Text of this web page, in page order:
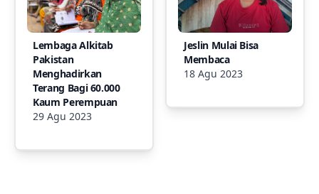
Lembaga Alkitab
Pakistan
Menghadirkan
Terang Bagi 60.000
Kaum Perempuan
29 Agu 2023
Jeslin Mulai Bisa
Membaca
18 Agu 2023